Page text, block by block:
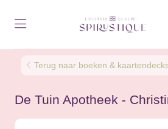
Terug naar boeken &
De Tuin Apotheek -